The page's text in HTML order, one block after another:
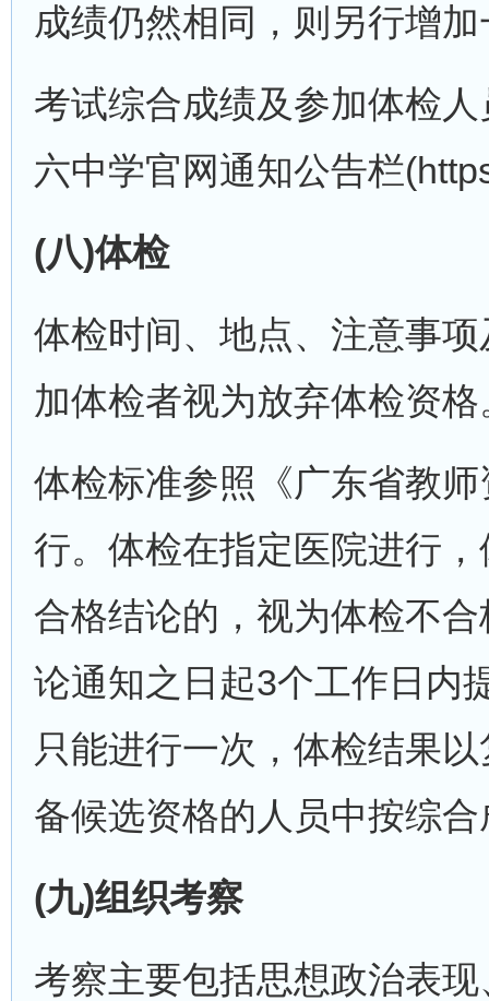
成绩仍然相同，则另行增
考试综合成绩及参加体检
六中学官网通知公告栏
(八)体检
体检时间、地点、注意事
加体检者视为放弃体检资格
体检标准参照《广东省教
行。体检在指定医院进行
合格结论的，视为体检不
论通知之日起3个工作日内
只能进行一次，体检结果
备候选资格的人员中按综
(九)组织考察
考察主要包括思想政治表